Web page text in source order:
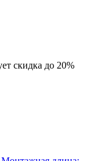
скидка до 20%